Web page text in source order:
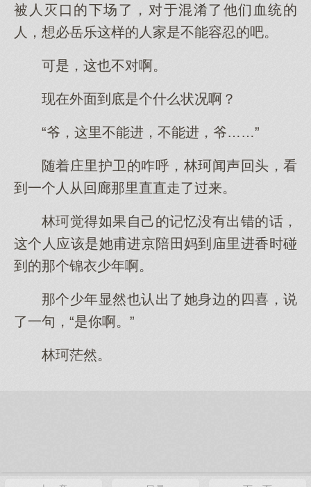
被人灭口的下场了，对于混淆了他们血统的
人，想必岳乐这样的人家是不能容忍的吧。
可是，这也不对啊。
现在外面到底是个什么状况啊？
“爷，这里不能进，不能进，爷……”
随着庄里护卫的咋呼，林珂闻声回头，看
到一个人从回廊那里直直走了过来。
林珂觉得如果自己的记忆没有出错的话，
这个人应该是她甫进京陪田妈到庙里进香时碰
到的那个锦衣少年啊。
那个少年显然也认出了她身边的四喜，说
了一句，“是你啊。”
林珂茫然。